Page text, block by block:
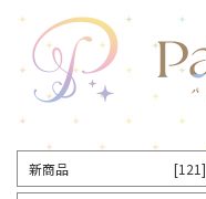
新商品 [121]